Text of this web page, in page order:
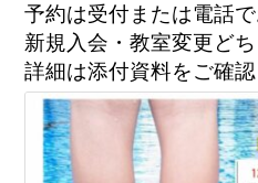
予約は受付または電話で
新規入会・教室変更どち
詳細は添付資料をご確認